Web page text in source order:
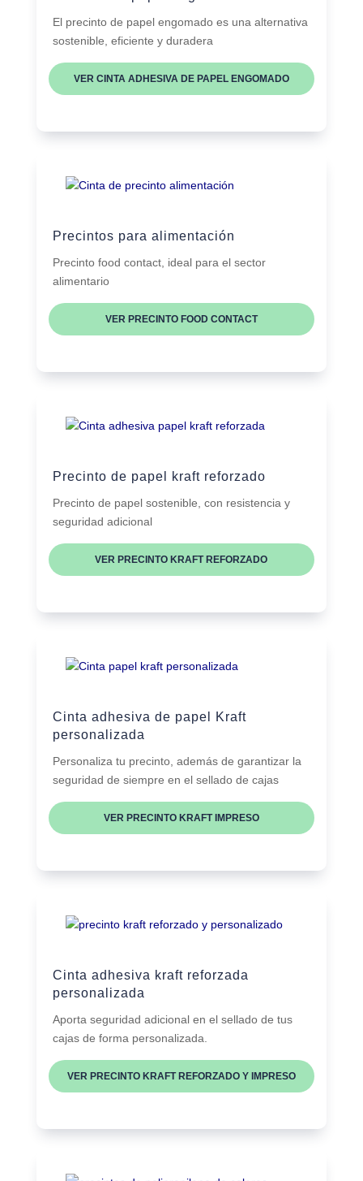
El precinto de papel engomado es una alternativa
sostenible, eficiente y duradera
VER CINTA ADHESIVA DE PAPEL ENGOMADO
Precintos para alimentación
Precinto food contact, ideal para el sector
alimentario
VER PRECINTO FOOD CONTACT
Precinto de papel kraft reforzado
Precinto de papel sostenible, con resistencia y
seguridad adicional
VER PRECINTO KRAFT REFORZADO
Cinta adhesiva de papel Kraft
personalizada
Personaliza tu precinto, además de garantizar la
seguridad de siempre en el sellado de cajas
VER PRECINTO KRAFT IMPRESO
Cinta adhesiva kraft reforzada
personalizada
Aporta seguridad adicional en el sellado de tus
cajas de forma personalizada.
VER PRECINTO KRAFT REFORZADO Y IMPRESO